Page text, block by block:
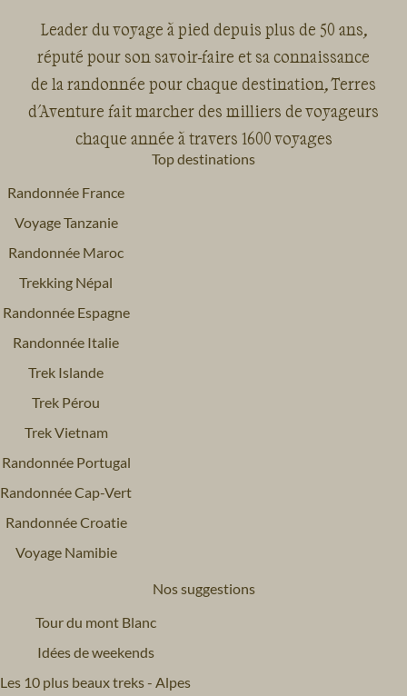
Leader du voyage à pied depuis plus de 50 ans,
réputé pour son savoir-faire et sa connaissance
de la randonnée pour chaque destination, Terres
d'Aventure fait marcher des milliers de voyageurs
chaque année à travers 1600 voyages
Top destinations
Randonnée France
Voyage Tanzanie
Randonnée Maroc
Trekking Népal
Randonnée Espagne
Randonnée Italie
Trek Islande
Trek Pérou
Trek Vietnam
Randonnée Portugal
Randonnée Cap-Vert
Randonnée Croatie
Voyage Namibie
Nos suggestions
Tour du mont Blanc
Idées de weekends
Les 10 plus beaux treks - Alpes